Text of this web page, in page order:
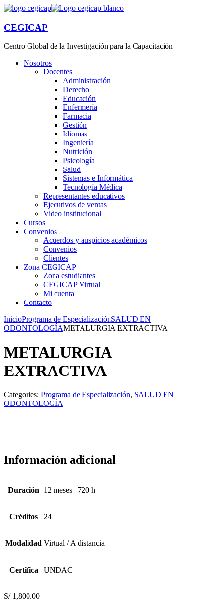
CEGICAP
Centro Global de la Investigación para la Capacitación
Nosotros
Docentes
Administración
Derecho
Educación
Enfermería
Farmacia
Gestión
Idiomas
Ingeniería
Nutrición
Psicología
Salud
Sistemas e Informática
Tecnología Médica
Representantes educativos
Ejecutivos de ventas
Video institucional
Cursos
Convenios
Acuerdos y auspicios académicos
Convenios
Clientes
Zona CEGICAP
Zona estudiantes
CEGICAP Virtual
Mi cuenta
Contacto
InicioPrograma de EspecializaciónSALUD EN
ODONTOLOGÍAMETALURGIA EXTRACTIVA
METALURGIA
EXTRACTIVA
Categories: Programa de Especialización, SALUD EN
ODONTOLOGÍA
Información adicional
Duración 12 meses | 720 h
Créditos 24
Modalidad Virtual / A distancia
Certifica UNDAC
S/1,800.00